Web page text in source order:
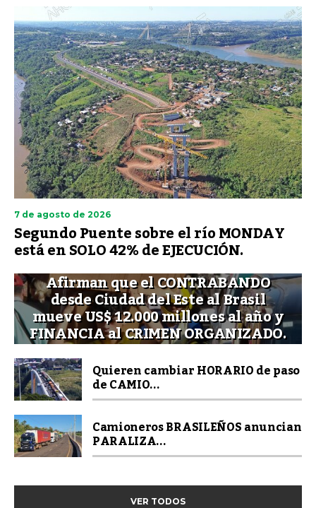
7 de agosto de 2026
Segundo Puente sobre el río MONDAY
está en SOLO 42% de EJECUCIÓN.
Afirman que el CONTRABANDO
desde Ciudad del Este al Brasil
mueve US$ 12.000 millones al año y
FINANCIA al CRIMEN ORGANIZADO.
Quieren cambiar HORARIO de paso
de CAMIO...
Camioneros BRASILEÑOS anuncian
PARALIZA...
VER TODOS